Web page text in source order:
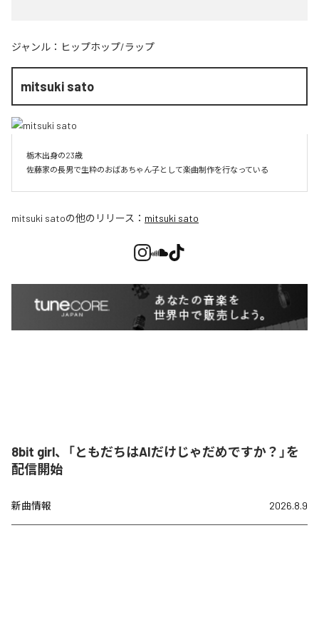
ジャンル： ヒップホップ/ラップ
mitsuki sato
栃木出身の23歳
佐藤家の長男で生粋のおばあちゃん子として楽曲制作を行なっている
mitsuki satoの他のリリース： mitsuki sato
8bit girl、「ともだちはAIだけじゃだめですか？」を
配信開始
新曲情報 2026.8.9